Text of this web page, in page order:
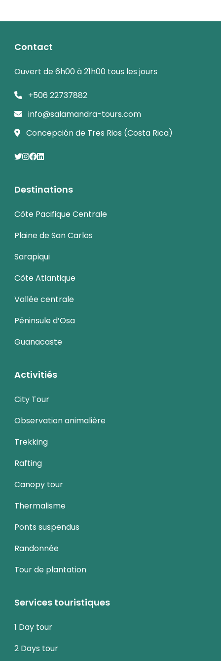
Contact
Ouvert de 6h00 à 21h00 tous les jours
+506 22737882
info@salamandra-tours.com
Concepción de Tres Rios (Costa Rica)
Destinations
Côte Pacifique Centrale
Plaine de San Carlos
Sarapiqui
Côte Atlantique
Vallée centrale
Péninsule d’Osa
Guanacaste
Activitiés
City Tour
Observation animalière
Trekking
Rafting
Canopy tour
Thermalisme
Ponts suspendus
Randonnée
Tour de plantation
Services touristiques
1 Day tour
2 Days tour